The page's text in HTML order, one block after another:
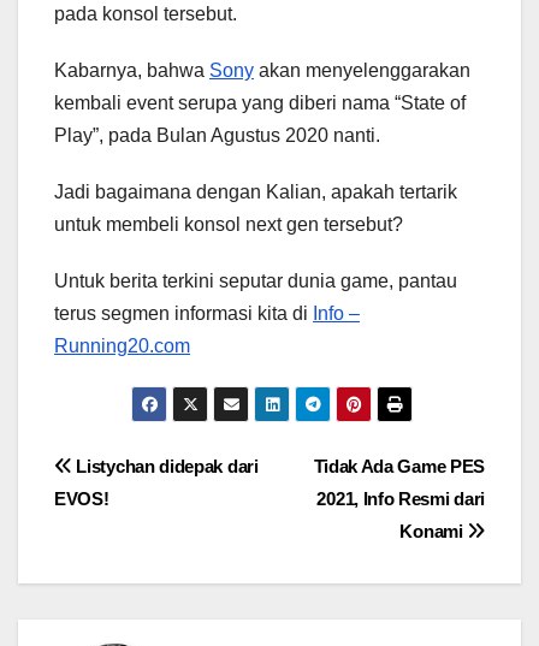
pada konsol tersebut.
Kabarnya, bahwa Sony akan menyelenggarakan
kembali event serupa yang diberi nama “State of
Play”, pada Bulan Agustus 2020 nanti.
Jadi bagaimana dengan Kalian, apakah tertarik
untuk membeli konsol next gen tersebut?
Untuk berita terkini seputar dunia game, pantau
terus segmen informasi kita di Info –
Running20.com
Post
Tidak Ada Game PES
2021, Info Resmi dari
Konami
Listychan didepak dari
EVOS!